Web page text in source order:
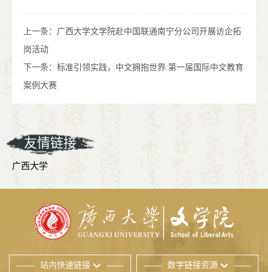
上一条： 广西大学文学院赴中国联通南宁分公司开展访企拓
岗活动
下一条： 标准引领实践，中文拥抱世界:第一届国际中文教育
案例大赛
友情链接
广西大学
站内快速链接 数字链接资源